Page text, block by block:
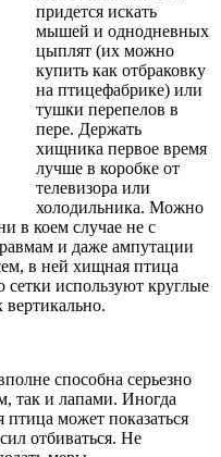
придется искать
мышей и однодневных
цыплят (их можно
купить как отбраковку
на птицефабрике) или
тушки перепелов в
пере. Держать
хищника первое время
лучше в коробке от
телевизора или
холодильника. Можно
в коем случае не с
и даже ампутации
в ней хищная птица
сетки используют круглые
способна серьезно
так и лапами. Иногда
может показаться
отбиваться. Не